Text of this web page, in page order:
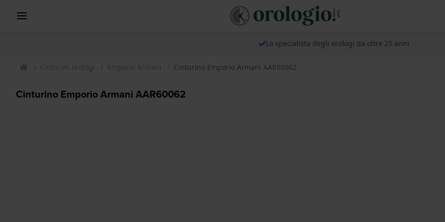
Lo specialista degli orologi da oltre 25 anni
Cinturini orologi Emporio Armani Cinturino Emporio Armani AAR60062
Cinturino Emporio Armani AAR60062